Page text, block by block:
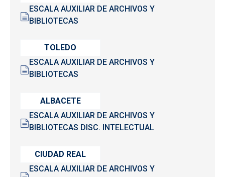
ESCALA AUXILIAR DE ARCHIVOS Y
BIBLIOTECAS
TOLEDO
ESCALA AUXILIAR DE ARCHIVOS Y
BIBLIOTECAS
ALBACETE
ESCALA AUXILIAR DE ARCHIVOS Y
BIBLIOTECAS DISC. INTELECTUAL
CIUDAD REAL
ESCALA AUXILIAR DE ARCHIVOS Y